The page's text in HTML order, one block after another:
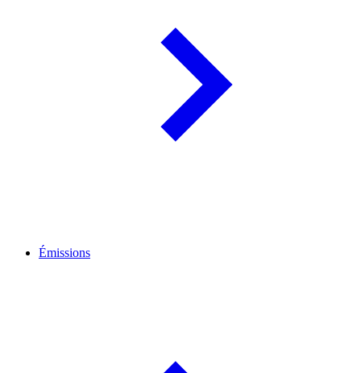
Émissions